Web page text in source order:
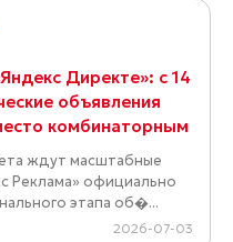
Директе»: с 14
объявления
комбинаторным
ждут масштабные
Реклама» официально
этапа об�...
2026-07-03